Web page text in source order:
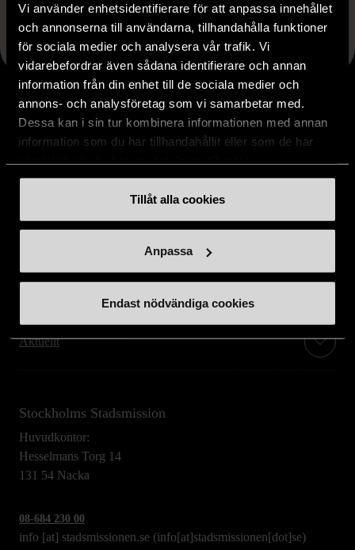
Vi använder enhetsidentifierare för att anpassa innehållet
och annonserna till användarna, tillhandahålla funktioner
för sociala medier och analysera vår trafik. Vi
vidarebefordrar även sådana identifierare och annan
information från din enhet till de sociala medier och
annons- och analysföretag som vi samarbetar med.
Dessa kan i sin tur kombinera informationen med annan
information som du har tillhandahållit eller som de har
Tillåt alla cookies
Anpassa
Endast nödvändiga cookies
Visar 5 av 5 produkter
Handla second hand online
Aktuellt
Stockholms Stadsmission
Huvudkontor:
Hesselmans Torg 14
131 54 Nacka
08-684 230 00
info [at] stadsmissionen.se (info[at]stadsmissionen[dot]se)